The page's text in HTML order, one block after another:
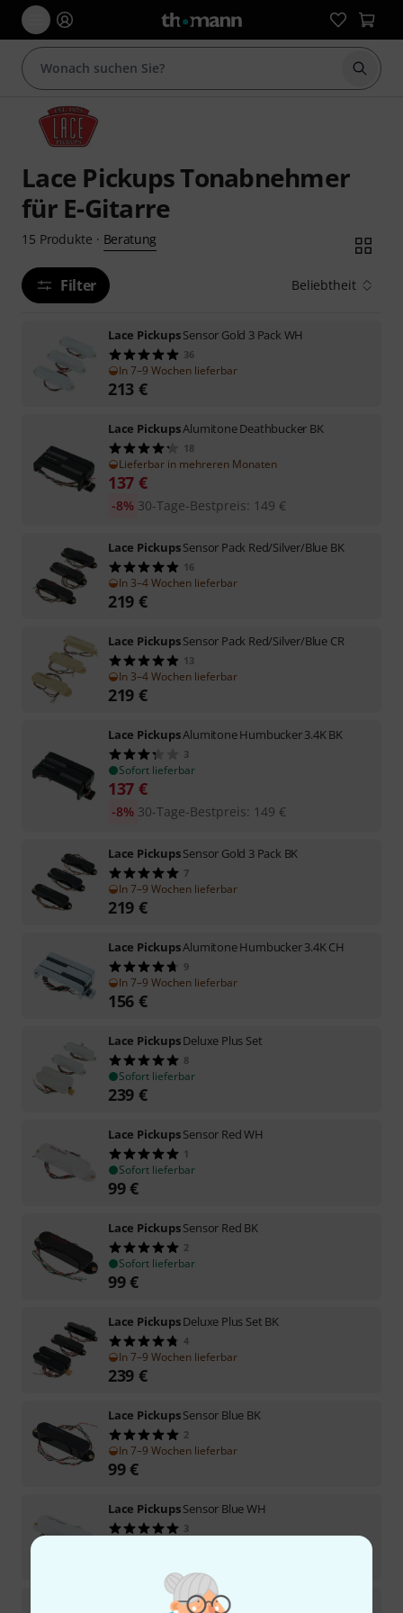
Suche
Lace Pickups Tonabnehmer
für E-Gitarre
15 Produkte · Beratung
Filter Beliebtheit
Lace PickupsSensor Gold 3 Pack WH
36
In 7–9 Wochen lieferbar
213 €
Lace PickupsAlumitone Deathbucker BK
18
Lieferbar in mehreren Monaten
137 €
30-Tage-Bestpreis: 149 €
-8%
Lace PickupsSensor Pack Red/Silver/Blue BK
16
In 3–4 Wochen lieferbar
219 €
Lace PickupsSensor Pack Red/Silver/Blue CR
13
In 3–4 Wochen lieferbar
219 €
Lace PickupsAlumitone Humbucker 3.4K BK
3
Sofort lieferbar
137 €
30-Tage-Bestpreis: 149 €
-8%
Lace PickupsSensor Gold 3 Pack BK
7
In 7–9 Wochen lieferbar
219 €
Lace PickupsAlumitone Humbucker 3.4K CH
9
In 7–9 Wochen lieferbar
156 €
Lace PickupsDeluxe Plus Set
8
Sofort lieferbar
239 €
Lace PickupsSensor Red WH
1
Sofort lieferbar
99€
Lace PickupsSensor Red BK
2
Sofort lieferbar
99€
Lace PickupsDeluxe Plus Set BK
4
In 7–9 Wochen lieferbar
239 €
Lace PickupsSensor Blue BK
2
In 7–9 Wochen lieferbar
99€
Lace PickupsSensor Blue WH
3
Lace PickupsSensor Pack Red/Silver/Blue WH